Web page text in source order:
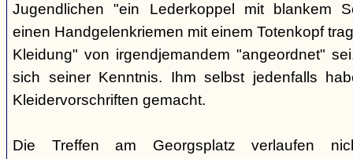
Jugendlichen "ein Lederkoppel mit blankem
einen Handgelenkriemen mit einem Totenkopf
Kleidung" von irgendjemandem "angeordnet"
sich seiner Kenntnis. Ihm selbst jedenfalls
Kleidervorschriften gemacht.
Die Treffen am Georgsplatz verlaufen